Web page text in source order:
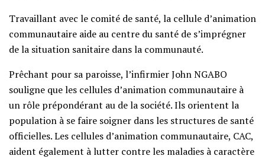
Travaillant avec le comité de santé, la cellule d’animation
communautaire aide au centre du santé de s’imprégner
de la situation sanitaire dans la communauté.
Prêchant pour sa paroisse, l’infirmier John NGABO
souligne que les cellules d’animation communautaire à
un rôle prépondérant au de la société. Ils orientent la
population à se faire soigner dans les structures de santé
officielles. Les cellules d’animation communautaire, CAC,
aident également à lutter contre les maladies à caractère